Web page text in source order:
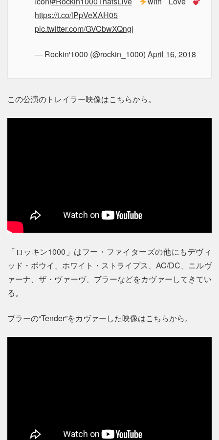
https://t.co/lPpVeXAH05
pic.twitter.com/GVCbwXQngj
— Rockin'1000 (@rockin_1000) April 16, 2018
この公演のトレイラー映像はこちらから。
「ロッキン1000」はフー・ファイターズの他にもデヴィ
ッド・ボウイ、ホワイト・ストライプス、AC/DC、ニルヴ
ァーナ、ザ・ヴァーヴ、ブラーなどをカヴァーしてきてい
る。
ブラーの“Tender”をカヴァーした映像はこちらから。